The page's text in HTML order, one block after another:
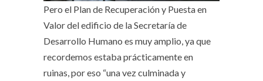
Pero el Plan de Recuperación y Puesta en
Valor del edificio de la Secretaría de
Desarrollo Humano es muy amplio, ya que
recordemos estaba prácticamente en
ruinas, por eso “una vez culminada y